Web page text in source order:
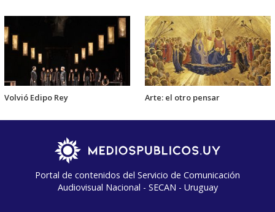
Volvió Edipo Rey Arte: el otro pensar
Portal de contenidos del Servicio de Comunicación
Audiovisual Nacional - SECAN - Uruguay